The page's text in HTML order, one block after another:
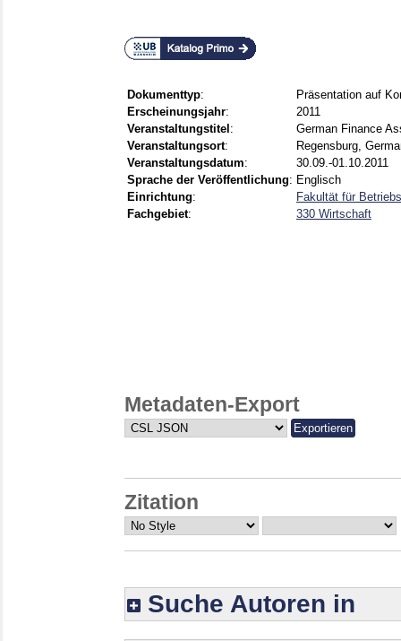
Dokumenttyp:
Präsentation auf
Erscheinungsjahr:
2011
Veranstaltungstitel :
German Finance
Veranstaltungsort:
Regensburg,
Veranstaltungsdatum:
30.09.-01.10.2011
Sprache der Veröffentlichung: Englisch
Einrichtung:
Fakultät für
Fachgebiet: 330 Wirtschaft
Metadaten-Export
Zitation
Suche Autoren in